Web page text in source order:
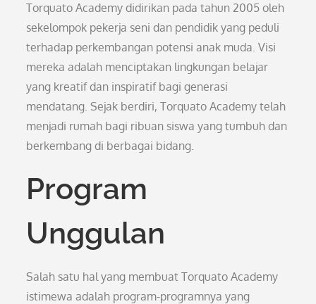
Torquato Academy didirikan pada tahun 2005 oleh
sekelompok pekerja seni dan pendidik yang peduli
terhadap perkembangan potensi anak muda. Visi
mereka adalah menciptakan lingkungan belajar
yang kreatif dan inspiratif bagi generasi
mendatang. Sejak berdiri, Torquato Academy telah
menjadi rumah bagi ribuan siswa yang tumbuh dan
berkembang di berbagai bidang.
Program
Unggulan
Salah satu hal yang membuat Torquato Academy
istimewa adalah program-programnya yang